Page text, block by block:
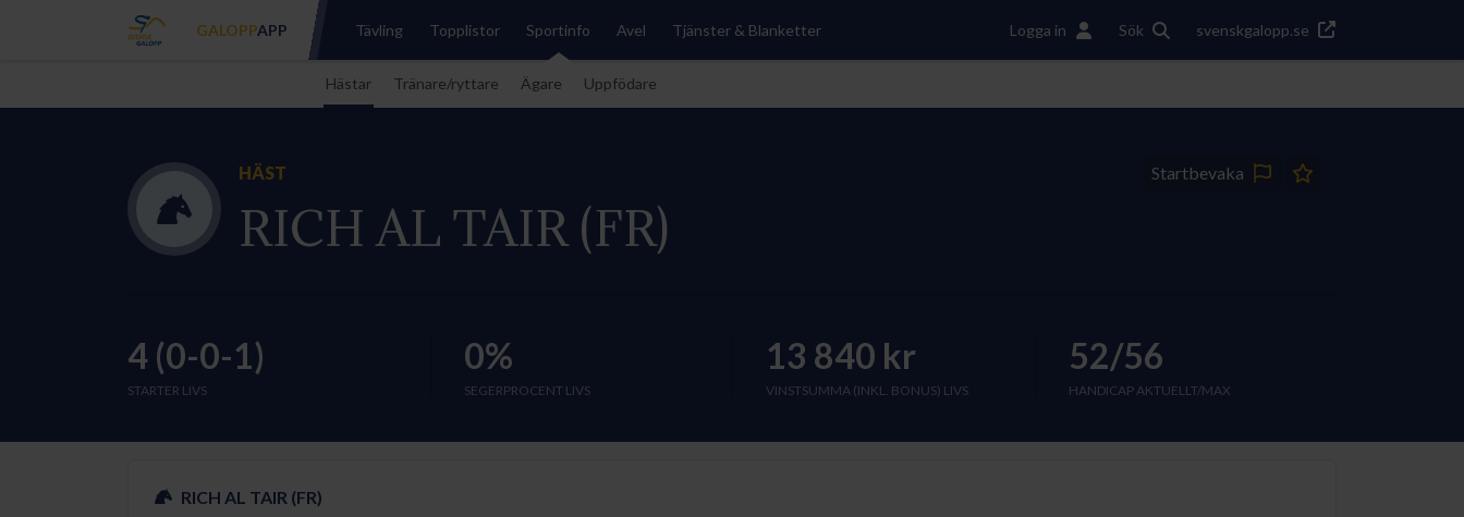
GALOPPAPP Tävling Topplistor Sportinfo Avel Tjänster & Blanketter Logga in Sök svenskgalopp.se
Hästar Tränare/ryttare Ägare Uppfödare
Startbevaka
HÄST
RICH AL TAIR (FR)
4 (0-0-1)
STARTER LIVS
0%
SEGERPROCENT LIVS
13 840 kr
VINSTSUMMA (INKL. BONUS) LIVS
52/56
HANDICAP AKTUELLT/MAX
RICH AL TAIR (FR)